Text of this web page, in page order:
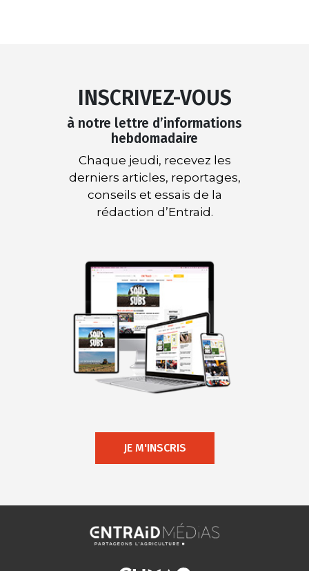
INSCRIVEZ-VOUS
à notre lettre d’informations
hebdomadaire
Chaque jeudi, recevez les
derniers articles, reportages,
conseils et essais de la
rédaction d’Entraid.
JE M'INSCRIS